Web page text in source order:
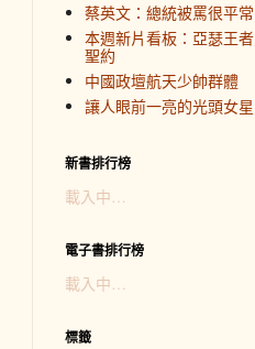
蔡英文：總統被罵很平常
本週新片看板：亞瑟王
聖約
中國政壇航天少帥群體
讓人眼前一亮的光頭女星
新書排行榜
載入中…
電子書排行榜
載入中…
標籤